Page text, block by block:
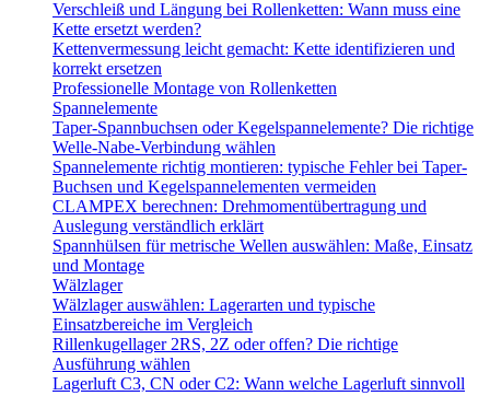
Verschleiß und Längung bei Rollenketten: Wann muss eine
Kette ersetzt werden?
Kettenvermessung leicht gemacht: Kette identifizieren und
korrekt ersetzen
Professionelle Montage von Rollenketten
Spannelemente
Taper-Spannbuchsen oder Kegelspannelemente? Die richtige
Welle-Nabe-Verbindung wählen
Spannelemente richtig montieren: typische Fehler bei Taper-
Buchsen und Kegelspannelementen vermeiden
CLAMPEX berechnen: Drehmomentübertragung und
Auslegung verständlich erklärt
Spannhülsen für metrische Wellen auswählen: Maße, Einsatz
und Montage
Wälzlager
Wälzlager auswählen: Lagerarten und typische
Einsatzbereiche im Vergleich
Rillenkugellager 2RS, 2Z oder offen? Die richtige
Ausführung wählen
Lagerluft C3, CN oder C2: Wann welche Lagerluft sinnvoll